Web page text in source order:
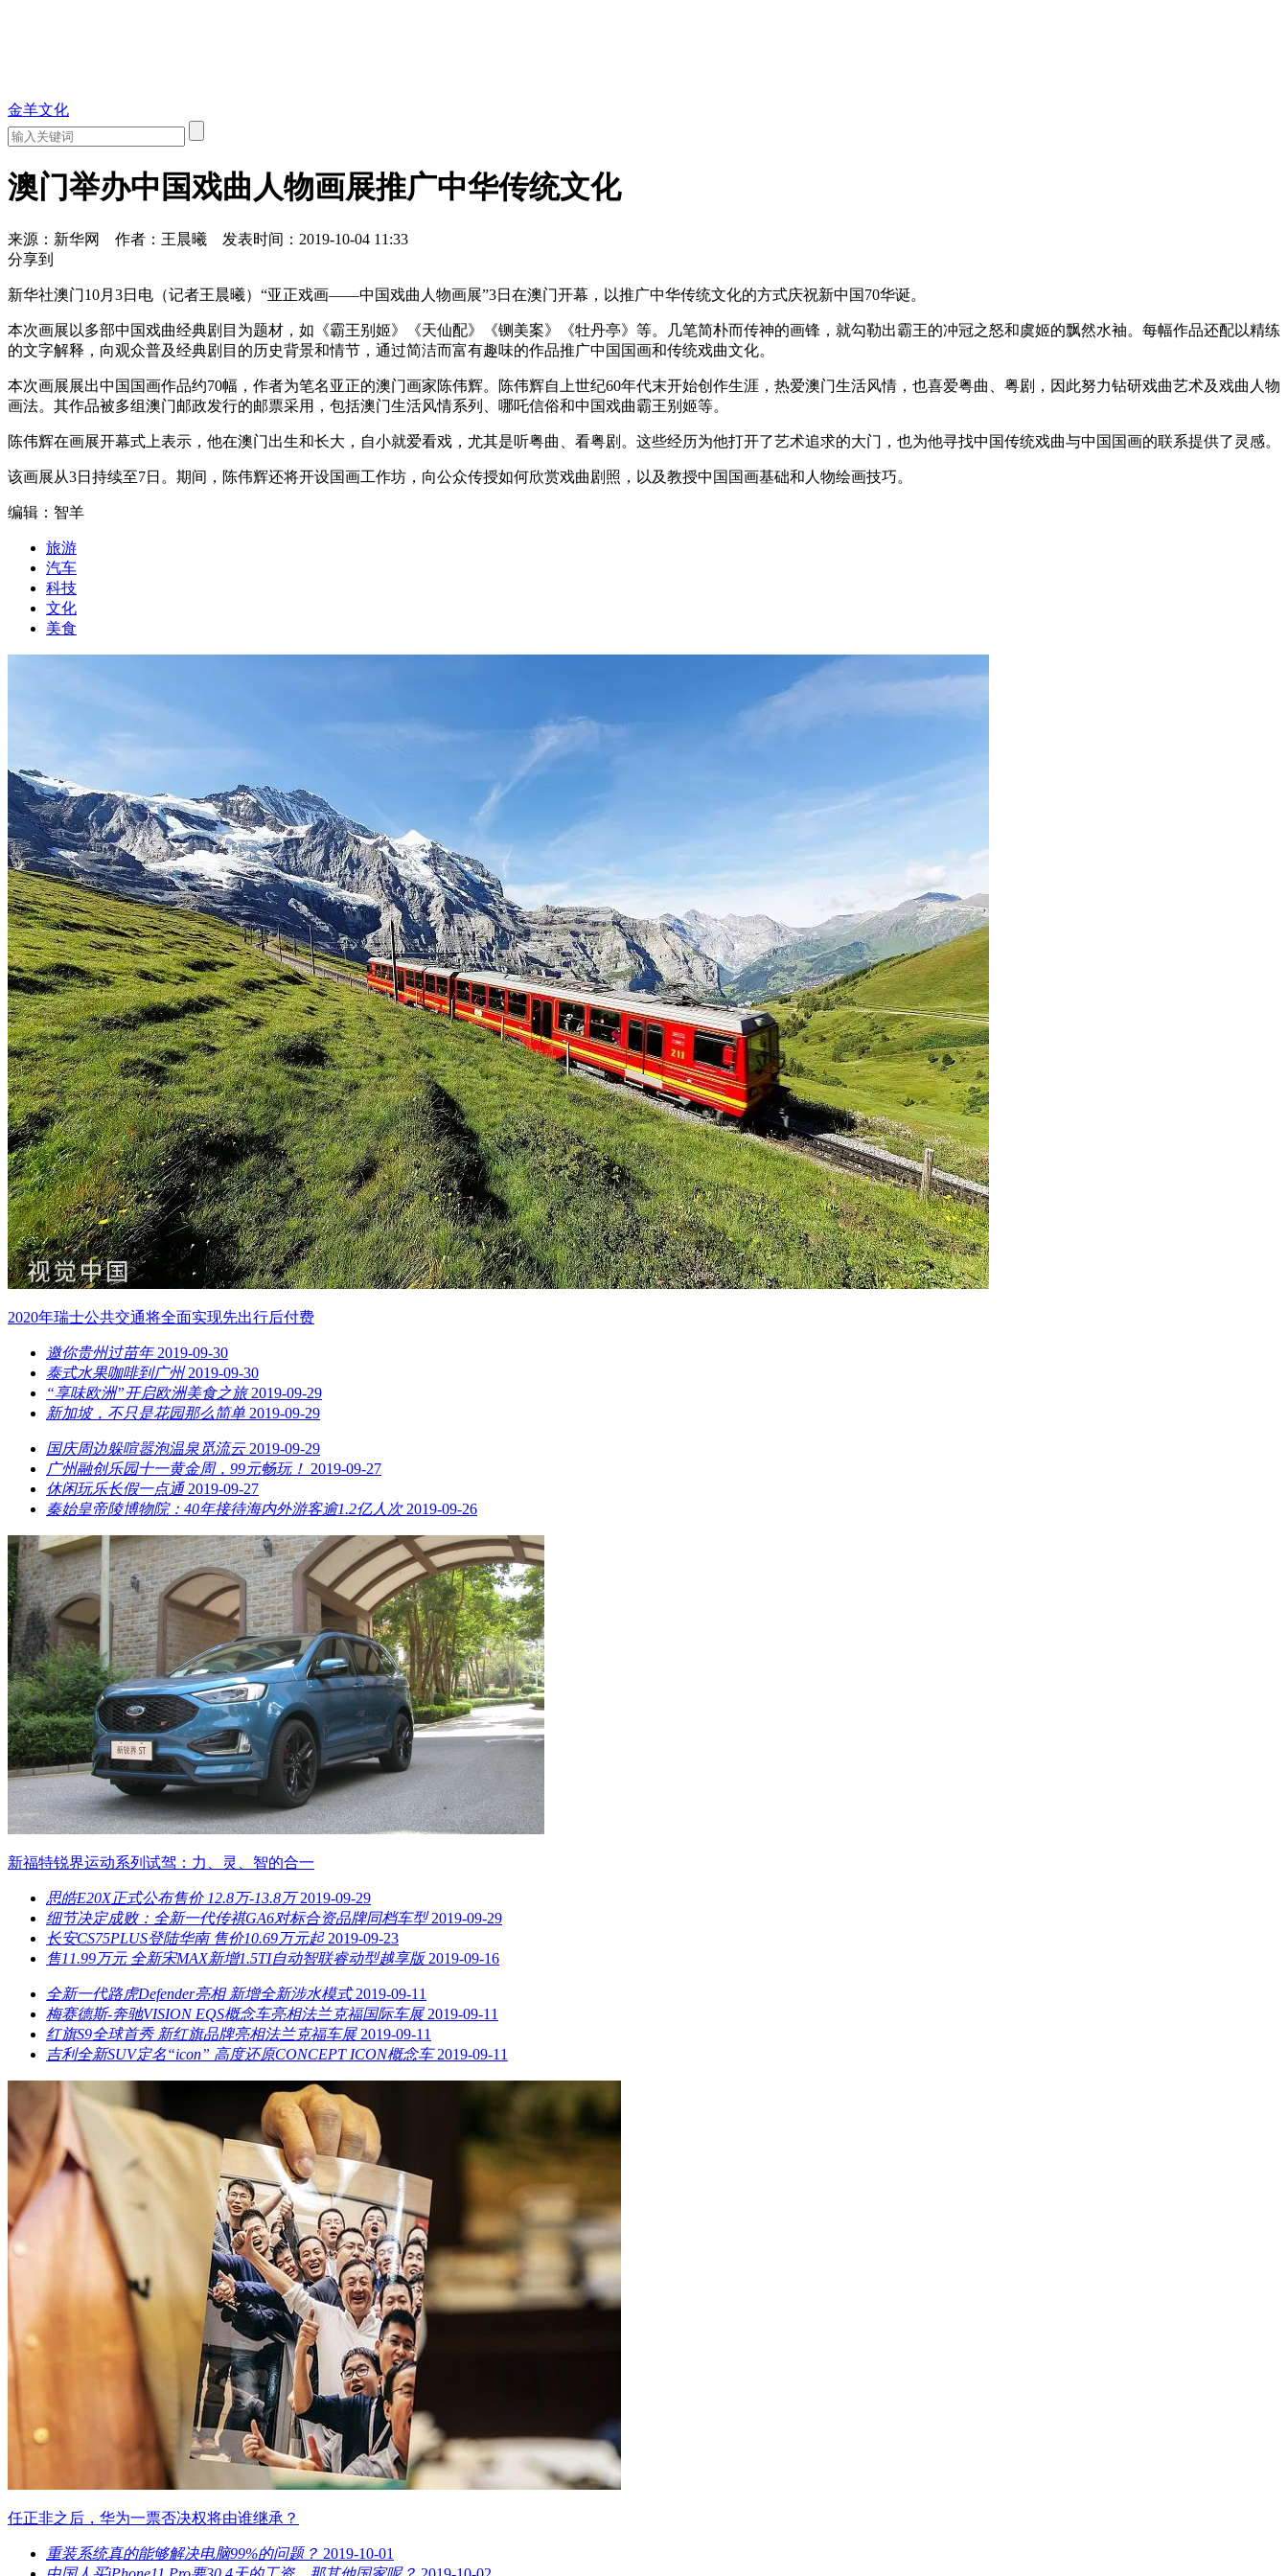
金羊文化
澳门举办中国戏曲人物画展推广中华传统文化
来源：新华网 作者：王晨曦
发表时间：2019-10-04 11:33
分享到
新华社澳门10月3日电（记者王晨曦）“亚正戏画——中国戏曲人物画展”3日在澳门开幕，以推广中华传统文化的方式庆祝新中国70华诞。
本次画展以多部中国戏曲经典剧目为题材，如《霸王别姬》《天仙配》《铡美案》《牡丹亭》等。几笔简朴而传神的画锋，就勾勒出霸王的冲冠之怒和虞姬的飘然水袖。每幅作品还配以精练
的文字解释，向观众普及经典剧目的历史背景和情节，通过简洁而富有趣味的作品推广中国国画和传统戏曲文化。
本次画展展出中国国画作品约70幅，作者为笔名亚正的澳门画家陈伟辉。陈伟辉自上世纪60年代末开始创作生涯，热爱澳门生活风情，也喜爱粤曲、粤剧，因此努力钻研戏曲艺术及戏曲人物
画法。其作品被多组澳门邮政发行的邮票采用，包括澳门生活风情系列、哪吒信俗和中国戏曲霸王别姬等。
陈伟辉在画展开幕式上表示，他在澳门出生和长大，自小就爱看戏，尤其是听粤曲、看粤剧。这些经历为他打开了艺术追求的大门，也为他寻找中国传统戏曲与中国国画的联系提供了灵感。
该画展从3日持续至7日。期间，陈伟辉还将开设国画工作坊，向公众传授如何欣赏戏曲剧照，以及教授中国国画基础和人物绘画技巧。
编辑：智羊
旅游
汽车
科技
文化
美食
2020年瑞士公共交通将全面实现先出行后付费
邀你贵州过苗年 2019-09-30
泰式水果咖啡到广州 2019-09-30
“享味欧洲”开启欧洲美食之旅 2019-09-29
新加坡，不只是花园那么简单 2019-09-29
国庆周边躲喧嚣泡温泉觅流云 2019-09-29
广州融创乐园十一黄金周，99元畅玩！ 2019-09-27
休闲玩乐长假一点通 2019-09-27
秦始皇帝陵博物院：40年接待海内外游客逾1.2亿人次 2019-09-26
新福特锐界运动系列试驾：力、灵、智的合一
思皓E20X正式公布售价 12.8万-13.8万 2019-09-29
细节决定成败：全新一代传祺GA6对标合资品牌同档车型 2019-09-29
长安CS75PLUS登陆华南 售价10.69万元起 2019-09-23
售11.99万元 全新宋MAX新增1.5TI自动智联睿动型越享版 2019-09-16
全新一代路虎Defender亮相 新增全新涉水模式 2019-09-11
梅赛德斯-奔驰VISION EQS概念车亮相法兰克福国际车展 2019-09-11
红旗S9全球首秀 新红旗品牌亮相法兰克福车展 2019-09-11
吉利全新SUV定名“icon” 高度还原CONCEPT ICON概念车 2019-09-11
任正非之后，华为一票否决权将由谁继承？
重装系统真的能够解决电脑99%的问题？ 2019-10-01